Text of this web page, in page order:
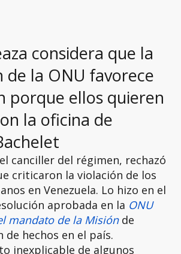
considera que la
de la ONU favorece
porque ellos quieren
la oficina de
canciller del régimen, rechazó
criticaron la violación de los
en Venezuela. Lo hizo en el
aprobada en la ONU
mandato de la Misión de
de hechos en el país.
inexplicable de algunos